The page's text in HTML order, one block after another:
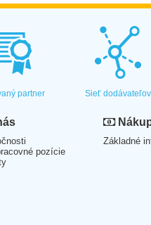
partner Sieť dodávateľov
pozície
Základné